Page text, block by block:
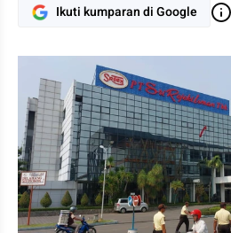
Ikuti kumparan di Google